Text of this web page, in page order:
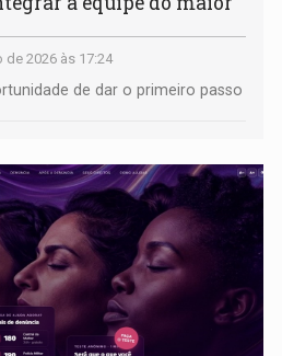
de 2026 às 17:24
de dar o primeiro passo